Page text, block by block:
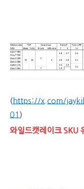
( https://x.com/
01 )
와일드캣레이크 SKU